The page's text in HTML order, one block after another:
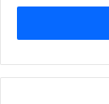
به خانه اش
بطور مثال قیمت گندم